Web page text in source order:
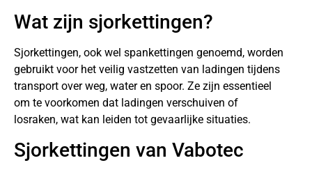
Wat zijn sjorkettingen?
Sjorkettingen, ook wel spankettingen genoemd, worden
gebruikt voor het veilig vastzetten van ladingen tijdens
transport over weg, water en spoor. Ze zijn essentieel
om te voorkomen dat ladingen verschuiven of
losraken, wat kan leiden tot gevaarlijke situaties.
Sjorkettingen van Vabotec